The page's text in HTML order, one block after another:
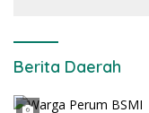
Berita Daerah